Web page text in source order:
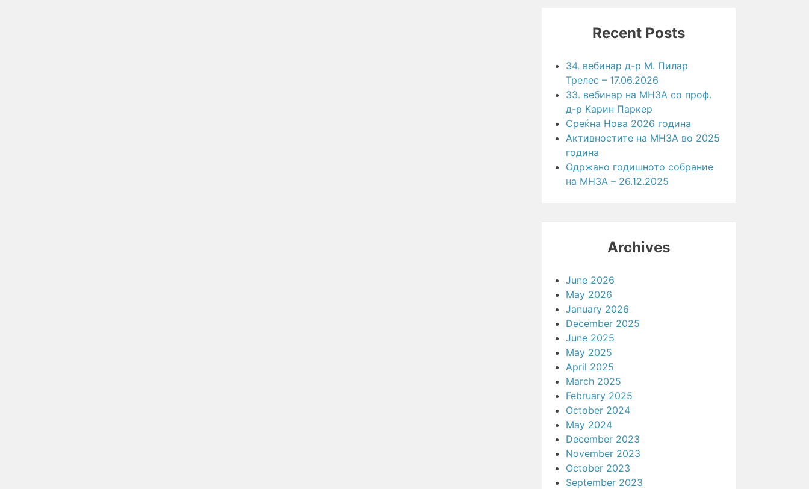
Recent Posts
34. вебинар д-р М. Пилар
Трелес – 17.06.2026
33. вебинар на МНЗА со проф.
д-р Карин Паркер
Среќна Нова 2026 година
Активностите на МНЗА во 2025
година
Одржано годишното собрание
на МНЗА – 26.12.2025
Archives
June 2026
May 2026
January 2026
December 2025
June 2025
May 2025
April 2025
March 2025
February 2025
October 2024
May 2024
December 2023
November 2023
October 2023
September 2023